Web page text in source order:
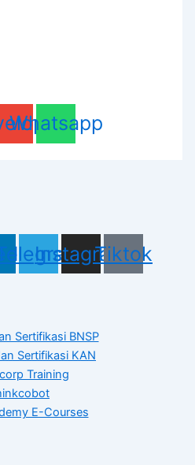
Whatsapp
Instagram
Tiktok
Sertifikasi BNSP
Sertifikasi KAN
Training
E-Courses